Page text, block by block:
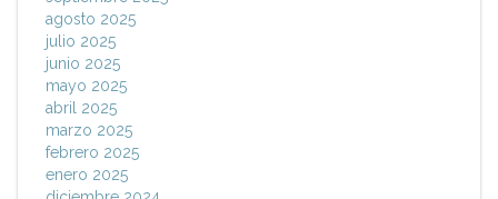
agosto 2025
julio 2025
junio 2025
mayo 2025
abril 2025
marzo 2025
febrero 2025
enero 2025